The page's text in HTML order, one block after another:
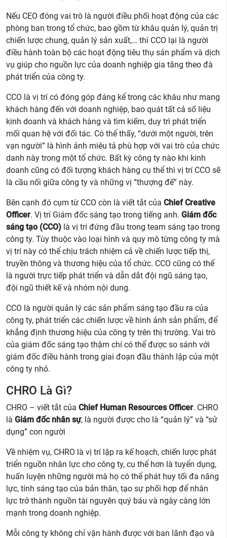
Nếu CEO đóng vai trò là người điều phối hoạt động của các
phòng ban trong tổ chức, bao gồm từ khâu quản lý, quản trị
chiến lược chung, quản lý sản xuất,… thì CCO lại là người
điều hành toàn bộ các hoạt động tiêu thụ sản phẩm và dịch
vụ giúp cho nguồn lực của doanh nghiệp gia tăng theo đà
phát triển của công ty.
CCO là vị trí có đóng góp đáng kể trong các khâu như mang
khách hàng đến với doanh nghiệp, bao quát tất cả số liệu
kinh doanh và khách hàng và tìm kiếm, duy trì phát triển
mối quan hệ với đối tác. Có thể thấy, “dưới một người, trên
vạn người” là hình ảnh miêu tả phù hợp với vai trò của chức
danh này trong một tổ chức. Bất kỳ công ty nào khi kinh
doanh cũng có đối tượng khách hàng cụ thể thì vị trí CCO sẽ
là cầu nối giữa công ty và những vị “thượng đế” này.
Bên cạnh đó cụm từ CCO còn là viết tắt của Chief Creative
Officer. Vị trí Giám đốc sáng tạo trong tiếng anh. Giám đốc
sáng tạo (CCO) là vị trí đứng đầu trong team sáng tạo trong
công ty. Tùy thuộc vào loại hình và quy mô từng công ty mà
vị trí này có thể chịu trách nhiệm cả về chiến lược tiếp thị,
truyền thông và thương hiệu của tổ chức. CCO cũng có thể
là người trực tiếp phát triển và dẫn dắt đội ngũ sáng tạo,
đội ngũ thiết kế và nhóm nội dung.
CCO là người quản lý các sản phẩm sáng tạo đầu ra của
công ty, phát triển các chiến lược về hình ảnh sản phẩm, để
khẳng định thương hiệu của công ty trên thị trường. Vai trò
của giám đốc sáng tạo thậm chí có thể được so sánh với
giám đốc điều hành trong giai đoạn đầu thành lập của một
công ty nhỏ.
CHRO Là Gì?
CHRO – viết tắt của Chief Human Resources Officer. CHRO
là Giám đốc nhân sự, là người được cho là “quản lý” và “sử
dụng” con người
Về nhiệm vụ, CHRO là vị trí lập ra kế hoạch, chiến lược phát
triển nguồn nhân lực cho công ty, cụ thể hơn là tuyển dụng,
huấn luyện những người mà họ có thể phát huy tối đa năng
lực, tính sáng tạo của bản thân, tạo sự phối hợp để nhân
lực trở thành nguồn tài nguyên quý báu và ngày càng lớn
mạnh trong doanh nghiệp.
Mỗi công ty không chỉ vận hành được với ban lãnh đạo và